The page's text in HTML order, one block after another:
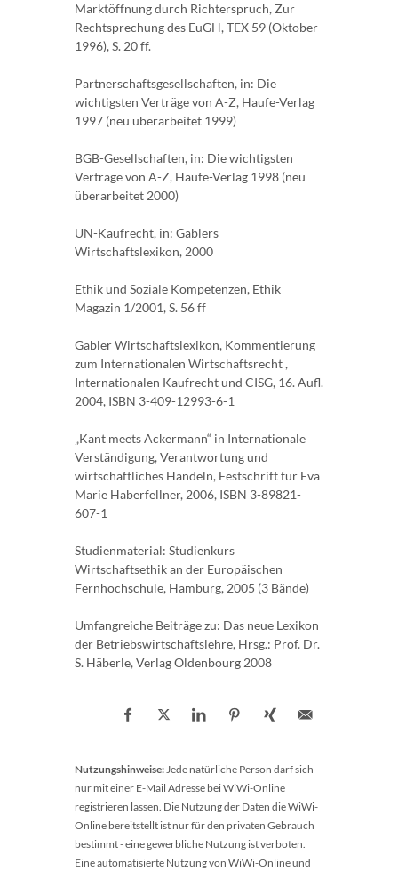
Marktöffnung durch Richterspruch, Zur
Rechtsprechung des EuGH, TEX 59 (Oktober
1996), S. 20 ff.
Partnerschaftsgesellschaften, in: Die
wichtigsten Verträge von A-Z, Haufe-Verlag
1997 (neu überarbeitet 1999)
BGB-Gesellschaften, in: Die wichtigsten
Verträge von A-Z, Haufe-Verlag 1998 (neu
überarbeitet 2000)
UN-Kaufrecht, in: Gablers
Wirtschaftslexikon, 2000
Ethik und Soziale Kompetenzen, Ethik
Magazin 1/2001, S. 56 ff
Gabler Wirtschaftslexikon, Kommentierung
zum Internationalen Wirtschaftsrecht ,
Internationalen Kaufrecht und CISG, 16. Aufl.
2004, ISBN 3-409-12993-6-1
„Kant meets Ackermann“ in Internationale
Verständigung, Verantwortung und
wirtschaftliches Handeln, Festschrift für Eva
Marie Haberfellner, 2006, ISBN 3-89821-
607-1
Studienmaterial: Studienkurs
Wirtschaftsethik an der Europäischen
Fernhochschule, Hamburg, 2005 (3 Bände)
Umfangreiche Beiträge zu: Das neue Lexikon
der Betriebswirtschaftslehre, Hrsg.: Prof. Dr.
S. Häberle, Verlag Oldenbourg 2008
Nutzungshinweise:Jede natürliche Person darf sich
nur mit einer E-Mail Adresse bei WiWi-Online
registrieren lassen. Die Nutzung der Daten die WiWi-
Online bereitstellt ist nur für den privaten Gebrauch
bestimmt - eine gewerbliche Nutzung ist verboten.
Eine automatisierte Nutzung von WiWi-Online und